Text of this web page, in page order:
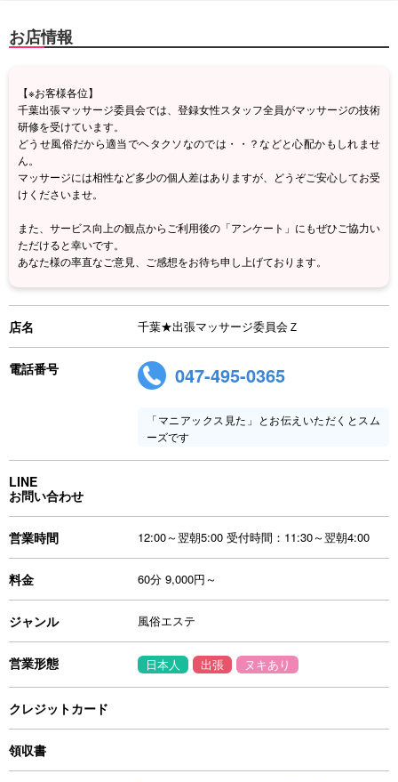
お店情報
【※お客様各位】
千葉出張マッサージ委員会では、登録女性スタッフ全員がマッサージの技術
研修を受けています。
どうせ風俗だから適当でヘタクソなのでは・・？などと心配かもしれませ
ん。
マッサージには相性など多少の個人差はありますが、どうぞご安心してお受
けくださいませ。
また、サービス向上の観点からご利用後の「アンケート」にもぜひご協力い
ただけると幸いです。
あなた様の率直なご意見、ご感想をお待ち申し上げております。
店名 千葉★出張マッサージ委員会Ｚ
電話番号 047-495-0365
「マニアックス見た」とお伝えいただくとスム
ーズです
LINE
お問い合わせ
営業時間 12:00～翌朝5:00 受付時間：11:30～翌朝4:00
料金 60分 9,000円～
ジャンル 風俗エステ
営業形態 日本人 出張 ヌキあり
クレジットカード
領収書